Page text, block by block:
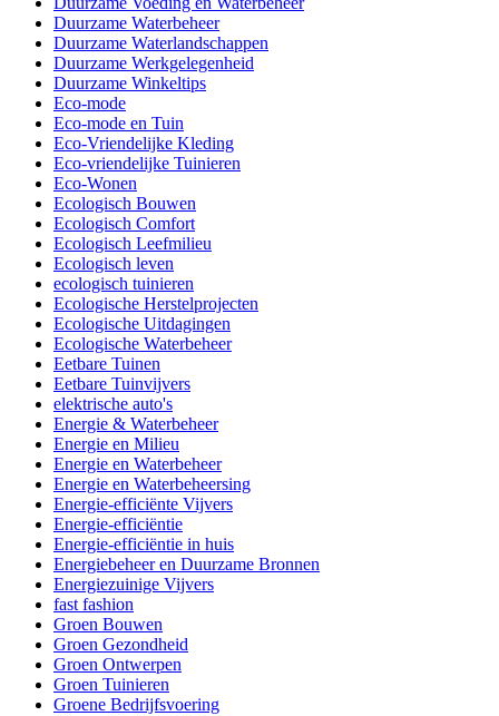
Duurzame Waterbeheer
Duurzame Waterlandschappen
Duurzame Werkgelegenheid
Duurzame Winkeltips
Eco-mode
Eco-mode en Tuin
Eco-Vriendelijke Kleding
Eco-vriendelijke Tuinieren
Eco-Wonen
Ecologisch Bouwen
Ecologisch Comfort
Ecologisch Leefmilieu
Ecologisch leven
ecologisch tuinieren
Ecologische Herstelprojecten
Ecologische Uitdagingen
Ecologische Waterbeheer
Eetbare Tuinen
Eetbare Tuinvijvers
elektrische auto's
Energie & Waterbeheer
Energie en Milieu
Energie en Waterbeheer
Energie en Waterbeheersing
Energie-efficiënte Vijvers
Energie-efficiëntie
Energie-efficiëntie in huis
Energiebeheer en Duurzame Bronnen
Energiezuinige Vijvers
fast fashion
Groen Bouwen
Groen Gezondheid
Groen Ontwerpen
Groen Tuinieren
Groene Bedrijfsvoering